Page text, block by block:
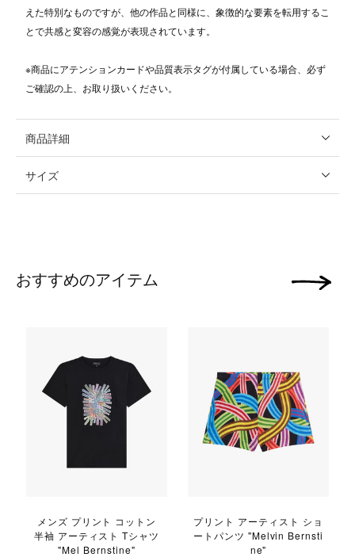
えた特別なものですが、他の作品と同様に、象徴的な要素を転用するこ
とで共感と変容の感覚が表現されています。
※商品にアテンションカードや品質表示タグが付属している場合、必ず
ご確認の上、お取り扱いください。
商品詳細
サイズ
おすすめのアイテム
メンズ プリント コットン
半袖 アーティスト Tシャツ
"Mel Bernstine"
プリント アーティスト ショ
ートパンツ "Melvin Bernsti
ne"
次の画像